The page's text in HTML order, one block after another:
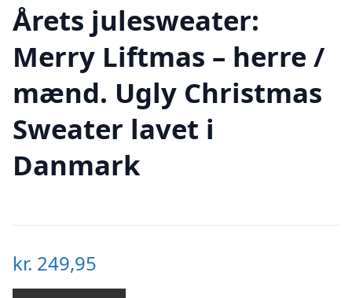
Årets julesweater:
Merry Liftmas – herre /
mænd. Ugly Christmas
Sweater lavet i
Danmark
kr. 249,95